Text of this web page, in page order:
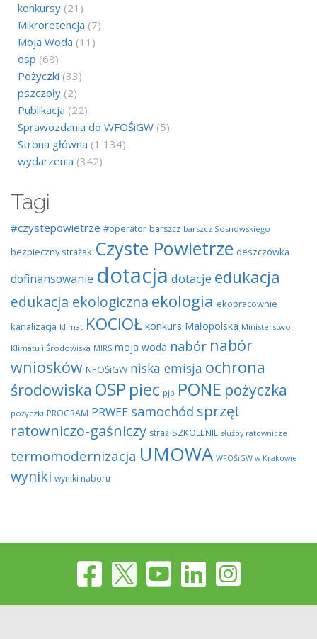
konkursy (21)
Mikroretencja (7)
Moja Woda (11)
osp (68)
Pożyczki (33)
pszczoły (2)
Publikacja (22)
Sprawozdania do WFOŚiGW (5)
Strona główna (1 134)
wydarzenia (342)
Tagi
#czystepowietrze #operator barszcz barszcz Sosnowskiego
bezpieczny strażak Czyste Powietrze deszczówka
dofinansowanie dotacja dotacje edukacja
edukacja ekologiczna ekologia ekopracownie
kanalizacja klimat KOCIOŁ konkurs Małopolska Ministerstwo
Klimatu i Środowiska MIRS moja woda nabór nabór
wniosków NFOŚiGW niska emisja ochrona
środowiska OSP piec pjb PONE pożyczka
pożyczki PROGRAM PRWEE samochód sprzęt
ratowniczo-gaśniczy straż SZKOLENIE służby ratownicze
termomodernizacja UMOWA WFOŚiGW w Krakowie
wyniki wyniki naboru